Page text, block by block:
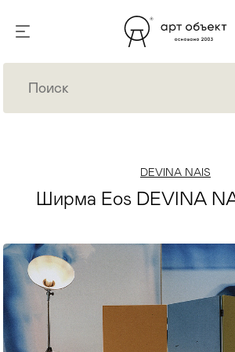
DEVINA NAIS
Ширма Eos DEVINA